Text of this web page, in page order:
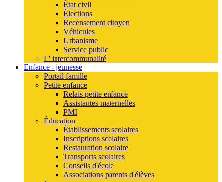
État civil
Élections
Recensement citoyen
Véhicules
Urbanisme
Service public
L' intercommunalité
Enfance - jeunesse
Portail famille
Petite enfance
Relais petite enfance
Assistantes maternelles
PMI
Éducation
Établissements scolaires
Inscriptions scolaires
Restauration scolaire
Transports scolaires
Conseils d'école
Associations parents d'élèves